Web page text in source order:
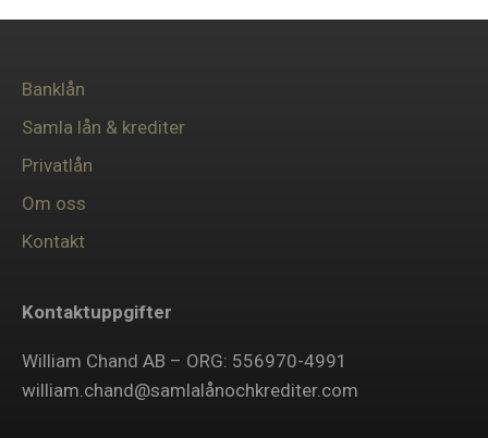
Banklån
Samla lån & krediter
Privatlån
Om oss
Kontakt
Kontaktuppgifter
William Chand AB – ORG: 556970-4991
william.chand@samlalånochkrediter.com